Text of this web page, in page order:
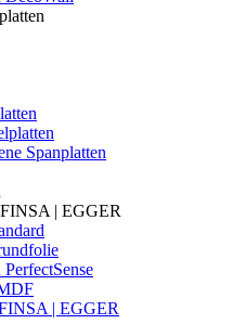
Spanplatten
| EGGER
| EGGER